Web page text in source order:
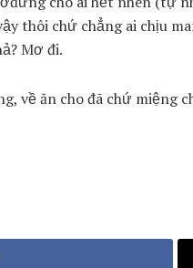
thôi chứ chẳng ai chịu
Mơ đi.
về ăn cho đã chứ miệng